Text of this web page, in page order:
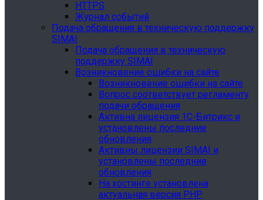
HTTPS
Журнал событий
Подача обращения в техническую поддержку
SIMAI
Подача обращения в техническую
поддержку SIMAI
Возникновение ошибки на сайте
Возникновение ошибки на сайте
Вопрос соответствует регламенту
подачи обращения
Активна лицензия 1С-Битрикс и
установлены последние
обновления
Активны лицензии SIMAI и
установлены последние
обновления
На хостинге установлена
актуальная версия PHP